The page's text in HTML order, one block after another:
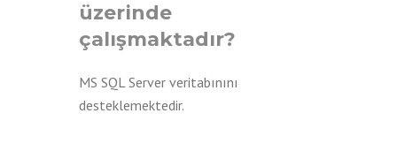
üzerinde
çalışmaktadır?
MS SQL Server veritabınını
desteklemektedir.